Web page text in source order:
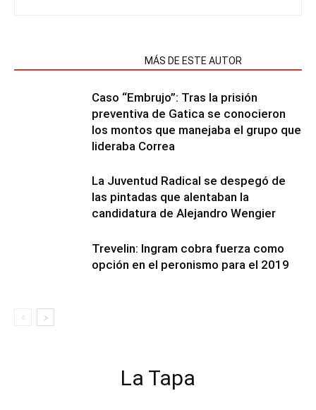
MÁS DE ESTE AUTOR
Caso “Embrujo”: Tras la prisión
preventiva de Gatica se conocieron
los montos que manejaba el grupo que
lideraba Correa
La Juventud Radical se despegó de
las pintadas que alentaban la
candidatura de Alejandro Wengier
Trevelin: Ingram cobra fuerza como
opción en el peronismo para el 2019
La Tapa